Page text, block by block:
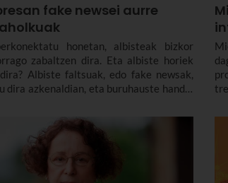
fake newsei aurre
honetan, albisteak bizkor
zabaltzen dira. Eta albiste horiek
Albiste faltsuak, edo fake newsak,
dira azkenaldian, eta buruhauste handia